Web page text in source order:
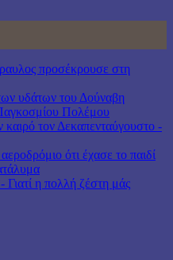
προσέκρουσε στη
υδάτων του Δούναβη
Πολέμου
καιρό τον Δεκαπενταύγουστο -
ότι έχασε το παιδί
Γιατί η πολλή ζέστη μάς